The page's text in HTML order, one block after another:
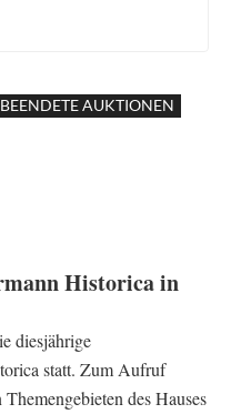
BEENDETE AUKTIONEN
Historica in
diesjährige
statt. Zum Aufruf
des Hauses